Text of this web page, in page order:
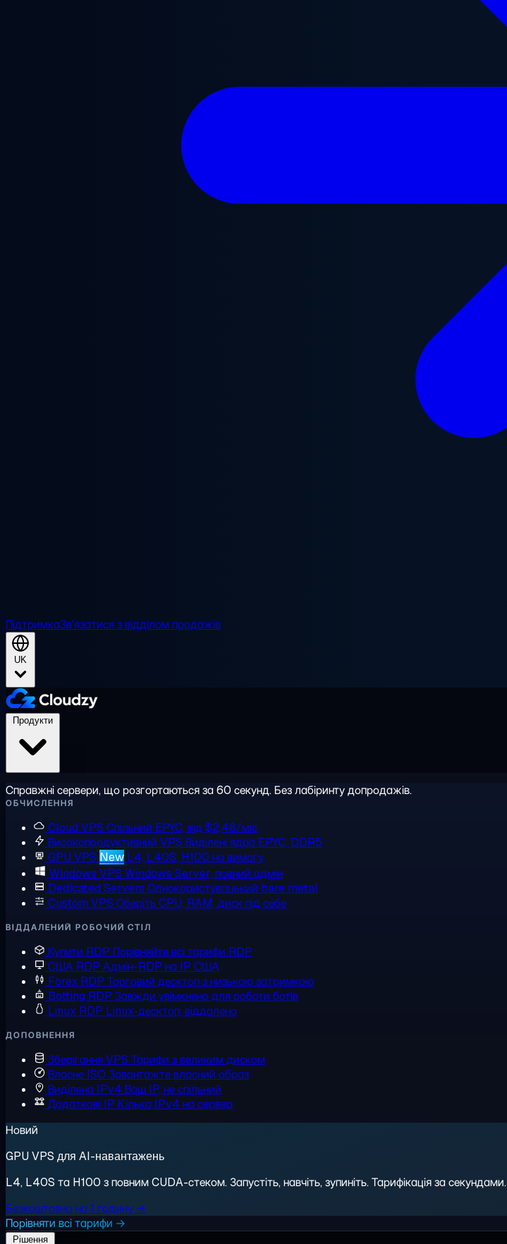
ПідтримкаЗв'язатися з відділом продажів
UK
Справжні сервери, що розгортаються за 60 секунд. Без лабіринту допродажів.
ОБЧИСЛЕННЯ
Cloud VPS Спільний EPYC, від $2,48/міс
Високопродуктивний VPS Виділені ядра EPYC, DDR5
GPU VPS New L4, L40S, H100 на вимогу
Windows VPS Windows Server, повний адмін
Dedicated Servers Однокористувацький bare metal
Custom VPS Оберіть CPU, RAM, диск під себе
ВІДДАЛЕНИЙ РОБОЧИЙ СТІЛ
Купити RDP Порівняйте всі тарифи RDP
США RDP Адмін-RDP на IP США
Forex RDP Торговий десктоп з низькою затримкою
Botting RDP Завжди увімкнено для роботи ботів
Linux RDP Linux-десктоп, віддалено
ДОПОВНЕННЯ
Зберігання VPS Тарифи з великим диском
Власне ISO Завантажте власний образ
Виділена IPv4 Ваш IP, не спільний
Додаткові IP Кілька IPv4 на сервер
Новий
GPU VPS для AI-навантажень
L4, L40S та H100 з повним CUDA-стеком. Запустіть, навчіть, зупиніть. Тарифікація за секундами.
Безкоштовно на 1 годину →
Порівняти всі тарифи →